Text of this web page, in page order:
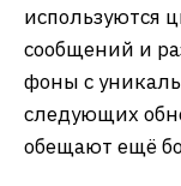
используются
сообщений и
фоны с
следующих
обещают ещё